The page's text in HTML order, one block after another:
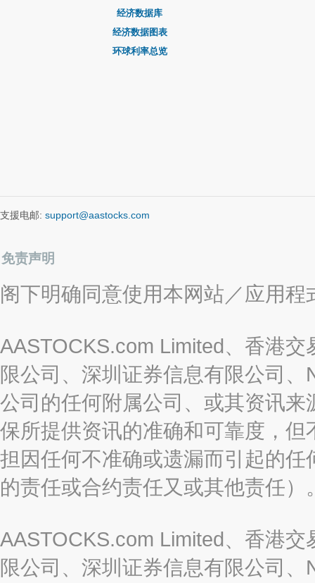
经济数据库
经济数据图表
环球利率总览
支援电邮: support@aastocks.com
免责声明
阁下明确同意使用本网站／应用
AASTOCKS.com Limited、香港
限公司、深圳证券信息有限公司
公司的任何附属公司、或其资讯
保所提供资讯的准确和可靠度，
担因任何不准确或遗漏而引起的
的责任或合约责任又或其他责任）
AASTOCKS.com Limited、香港
限公司、深圳证券信息有限公司